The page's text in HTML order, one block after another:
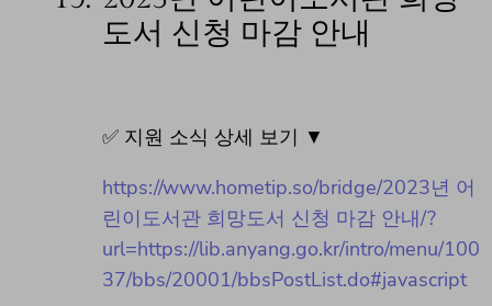
도서 신청 마감 안내
✅ 지원 소식 상세 보기 ▼
https://www.hometip.so/bridge/2023년 어
린이도서관 희망도서 신청 마감 안내/?
url=https://lib.anyang.go.kr/intro/menu/100
37/bbs/20001/bbsPostList.do#javascript